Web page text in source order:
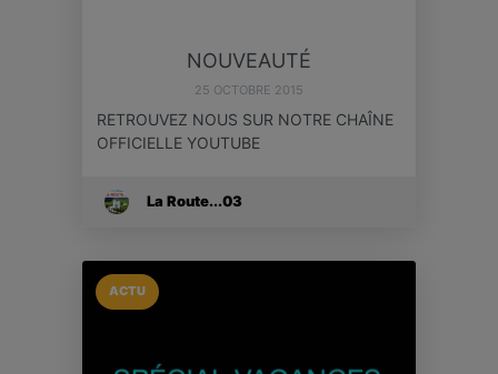
NOUVEAUTÉ
25 OCTOBRE 2015
RETROUVEZ NOUS SUR NOTRE CHAÎNE
OFFICIELLE YOUTUBE
La Route...03
ACTU